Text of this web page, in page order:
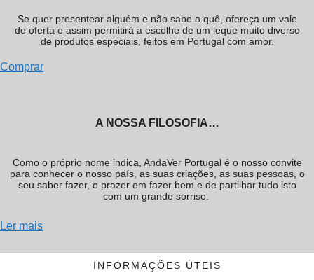
Se quer presentear alguém e não sabe o quê, ofereça um vale
de oferta e assim permitirá a escolhe de um leque muito diverso
de produtos especiais, feitos em Portugal com amor.
Comprar
A NOSSA FILOSOFIA…
Como o próprio nome indica, AndaVer Portugal é o nosso convite
para conhecer o nosso país, as suas criações, as suas pessoas, o
seu saber fazer, o prazer em fazer bem e de partilhar tudo isto
com um grande sorriso.
Ler mais
INFORMAÇÕES ÚTEIS